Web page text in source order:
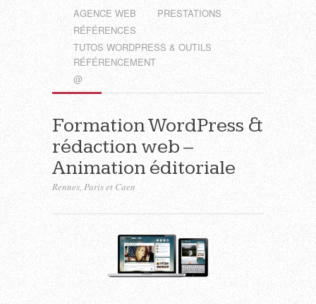
AGENCE WEB
PRESTATIONS
RÉFÉRENCES
TUTOS WORDPRESS & OUTILS
RÉFÉRENCEMENT
@
Formation WordPress &
rédaction web –
Animation éditoriale
Rennes, Paris et Caen